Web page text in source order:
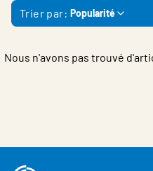
Trier par: Popularité
Nous n'avons pas trouvé